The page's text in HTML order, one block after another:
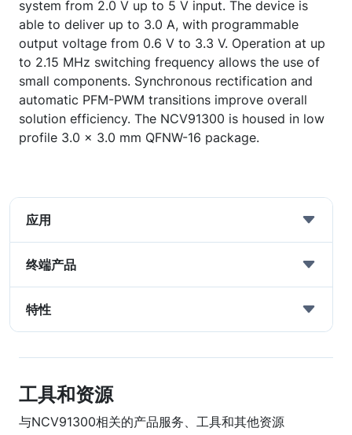
system from 2.0 V up to 5 V input. The device is
able to deliver up to 3.0 A, with programmable
output voltage from 0.6 V to 3.3 V. Operation at up
to 2.15 MHz switching frequency allows the use of
small components. Synchronous rectification and
automatic PFM-PWM transitions improve overall
solution efficiency. The NCV91300 is housed in low
profile 3.0 x 3.0 mm QFNW-16 package.
应用
终端产品
特性
工具和资源
与NCV91300相关的产品服务、工具和其他资源